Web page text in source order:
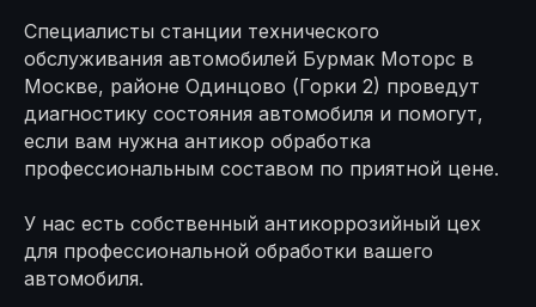
Специалисты станции технического
обслуживания автомобилей Бурмак Моторс в
Москве, районе Одинцово (Горки 2) проведут
диагностику состояния автомобиля и помогут,
если вам нужна антикор обработка
профессиональным составом по приятной цене.
У нас есть собственный антикоррозийный цех
для профессиональной обработки вашего
автомобиля.
Информация
Блог
Контакты
и грузовых авто
Ремонт газелей